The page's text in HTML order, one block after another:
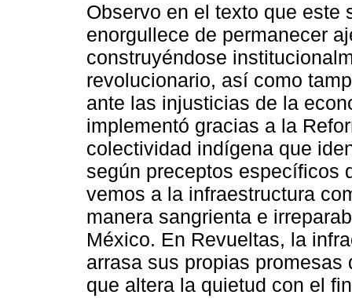
Observo en el texto que este
enorgullece de permanecer
construyéndose
revolucionario, así como
ante las injusticias de la
implementó gracias a la
colectividad indígena que
según preceptos específicos
vemos a la infraestructura
manera sangrienta e
México. En Revueltas, la
arrasa sus propias
que altera la quietud con el